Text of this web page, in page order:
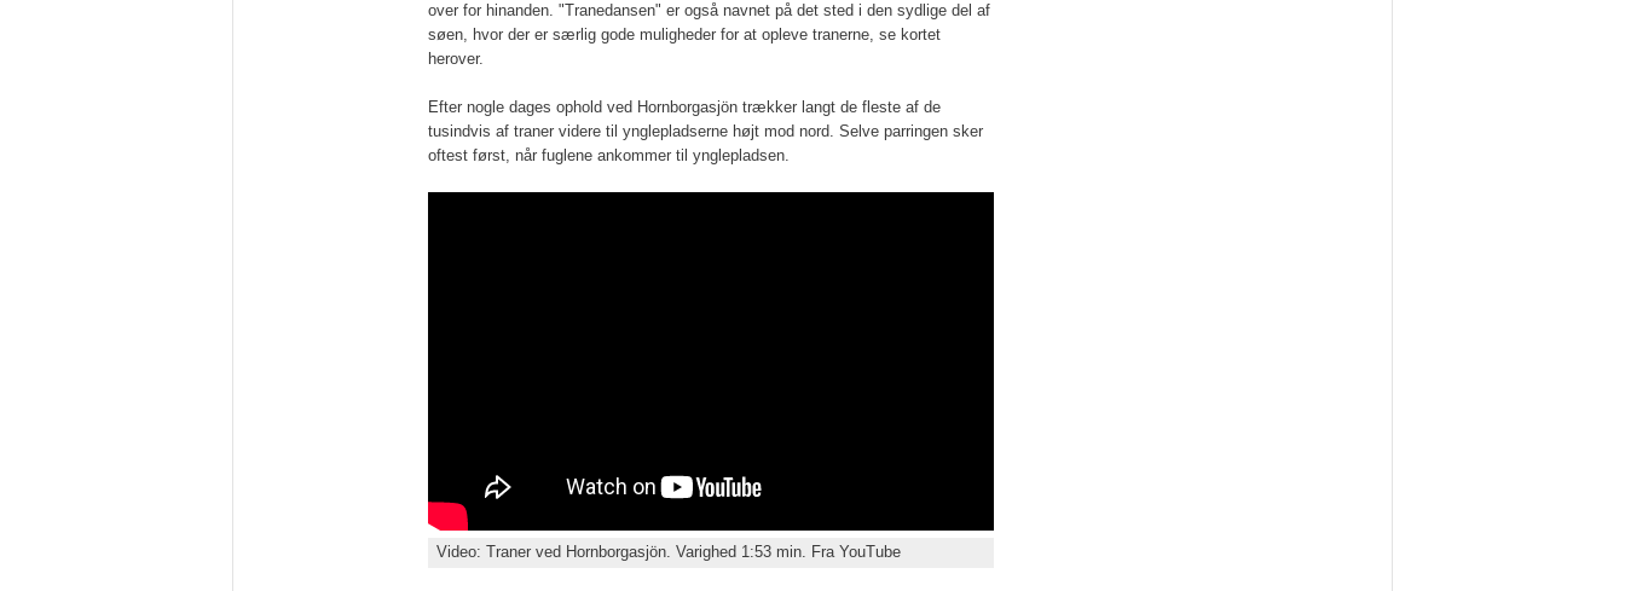
over for hinanden. "Tranedansen" er også navnet på det sted i den sydlige del af
søen, hvor der er særlig gode muligheder for at opleve tranerne, se kortet
herover.
Efter nogle dages ophold ved Hornborgasjön trækker langt de fleste af de
tusindvis af traner videre til ynglepladserne højt mod nord. Selve parringen sker
oftest først, når fuglene ankommer til ynglepladsen.
Video: Traner ved Hornborgasjön. Varighed 1:53 min. Fra YouTube